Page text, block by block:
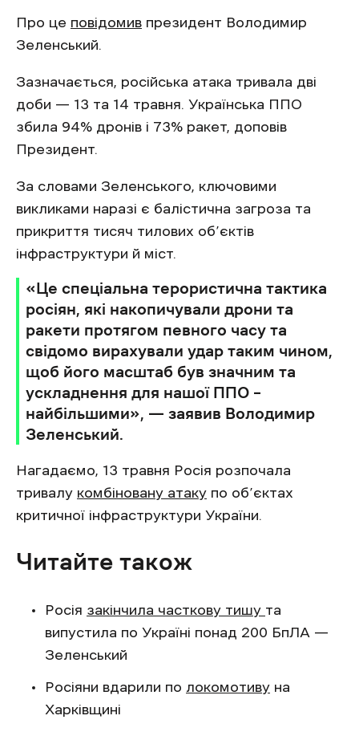
Про це повідомив президент Володимир
Зеленський.
Зазначається, російська атака тривала дві
доби — 13 та 14 травня. Українська ППО
збила 94% дронів і 73% ракет, доповів
Президент.
За словами Зеленського, ключовими
викликами наразі є балістична загроза та
прикриття тисяч тилових об’єктів
інфраструктури й міст.
«Це спеціальна терористична тактика
росіян, які накопичували дрони та
ракети протягом певного часу та
свідомо вирахували удар таким чином,
щоб його масштаб був значним та
ускладнення для нашої ППО –
найбільшими», — заявив Володимир
Зеленський.
Нагадаємо, 13 травня Росія розпочала
тривалу комбіновану атаку по об’єктах
критичної інфраструктури України.
Читайте також
Росія закінчила часткову тишу та
випустила по Україні понад 200 БпЛА —
Зеленський
Росіяни вдарили по локомотиву на
Харківщині